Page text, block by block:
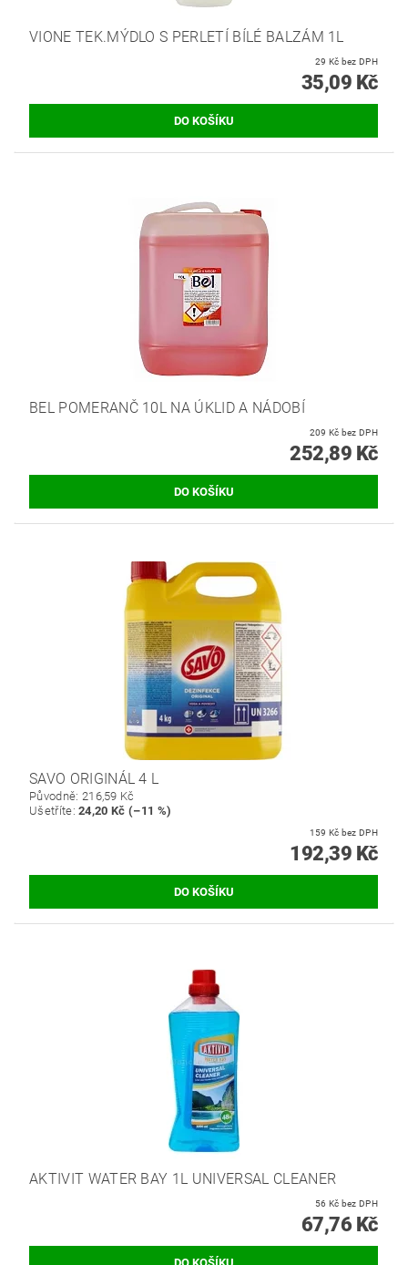
VIONE TEK.MÝDLO S PERLETÍ BÍLÉ BALZÁM 1L
29 Kč bez DPH
35,09 Kč
BEL POMERANČ 10L NA ÚKLID A NÁDOBÍ
209 Kč bez DPH
252,89 Kč
SAVO ORIGINÁL 4 L
Původně: 216,59 Kč
Ušetříte:24,20 Kč (–11 %)
159 Kč bez DPH
192,39 Kč
AKTIVIT WATER BAY 1L UNIVERSAL CLEANER
56 Kč bez DPH
67,76 Kč